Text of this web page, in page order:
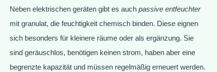
Neben elektrischen geräten gibt es auch passive entfeuchter
mit granulat, die feuchtigkeit chemisch binden. Diese eignen
sich besonders für kleinere räume oder als ergänzung. Sie
sind geräuschlos, benötigen keinen strom, haben aber eine
begrenzte kapazität und müssen regelmäßig erneuert werden.